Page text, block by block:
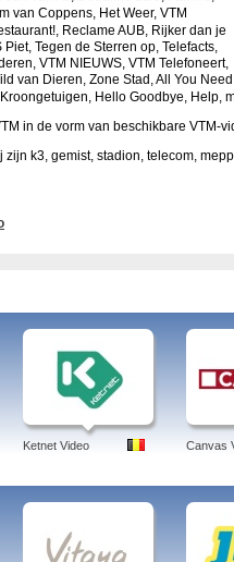
van Coppens, Het Weer, VTM
Reclame AUB, Rijker dan je
Piet, Tegen de Sterren op, Telefacts,
VTM NIEUWS, VTM Telefoneert,
van Dieren, Zone Stad, All You
Hello Goodbye, Help,
in de vorm van beschikbare VTM-
zijn k3, gemist, stadion, telecom,
Ketnet Video Canvas